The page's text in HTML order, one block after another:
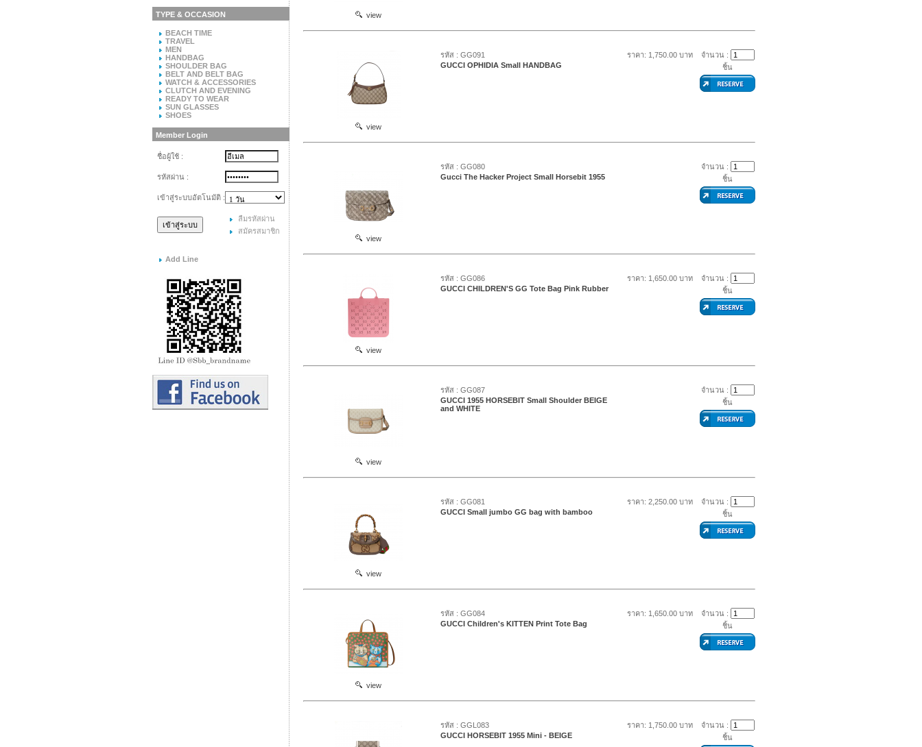
TYPE & OCCASION
BEACH TIME
TRAVEL
MEN
HANDBAG
SHOULDER BAG
BELT AND BELT BAG
WATCH & ACCESSORIES
CLUTCH AND EVENING
READY TO WEAR
SUN GLASSES
SHOES
Member Login
ชื่อผู้ใช้ :
รหัสผ่าน :
เข้าสู่ระบบอัตโนมัติ :
ลืมรหัสผ่าน
สมัครสมาชิก
Add Line
view
view
รหัส : GG091
GUCCI OPHIDIA Small HANDBAG
ราคา: 1,750.00 บาท
จำนวน :
ชิ้น
view
รหัส : GG080
Gucci The Hacker Project Small Horsebit 1955
จำนวน :
ชิ้น
view
รหัส : GG086
GUCCI CHILDREN'S GG Tote Bag Pink Rubber
ราคา: 1,650.00 บาท
จำนวน :
ชิ้น
view
รหัส : GG087
GUCCI 1955 HORSEBIT Small Shoulder BEIGE
and WHITE
จำนวน :
ชิ้น
view
รหัส : GG081
GUCCI Small jumbo GG bag with bamboo
ราคา: 2,250.00 บาท
จำนวน :
ชิ้น
view
รหัส : GG084
GUCCI Children's KITTEN Print Tote Bag
ราคา: 1,650.00 บาท
จำนวน :
ชิ้น
รหัส : GGL083
GUCCI HORSEBIT 1955 Mini - BEIGE
ราคา: 1,750.00 บาท
จำนวน :
ชิ้น